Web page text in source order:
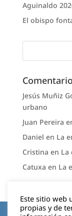
Aguinaldo
El obispo
Jesús Muñiz
urbano
Juan Pereira
Daniel en La
Cristina en La
Catuxa en La
Este sitio web
propias y de